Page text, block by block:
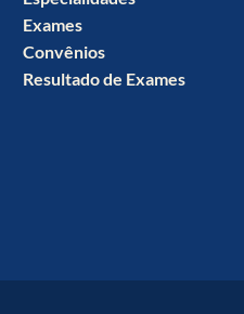
Exames
Convênios
Resultado de Exames